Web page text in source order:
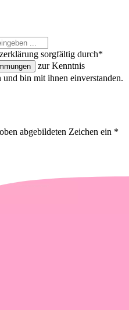
sorgfältig durch*
zur Kenntnis
und bin mit ihnen einverstanden.
abgebildeten Zeichen ein *